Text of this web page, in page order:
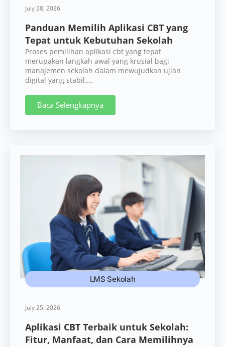
July 28, 2026
Panduan Memilih Aplikasi CBT yang
Tepat untuk Kebutuhan Sekolah
Proses pemilihan aplikasi cbt yang tepat
merupakan langkah awal yang krusial bagi
manajemen sekolah dalam mewujudkan ujian
digital yang stabil....
Baca Selengkapnya
LMS Sekolah
July 25, 2026
Aplikasi CBT Terbaik untuk Sekolah:
Fitur, Manfaat, dan Cara Memilihnya